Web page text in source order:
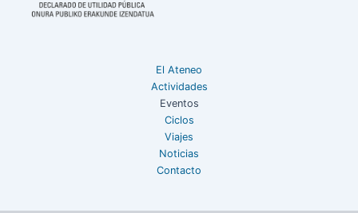
El Ateneo
Actividades
Eventos
Ciclos
Viajes
Noticias
Contacto